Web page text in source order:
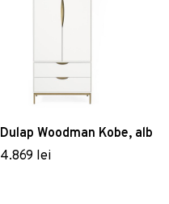
Dulap Woodman Kobe, alb
4.869 lei